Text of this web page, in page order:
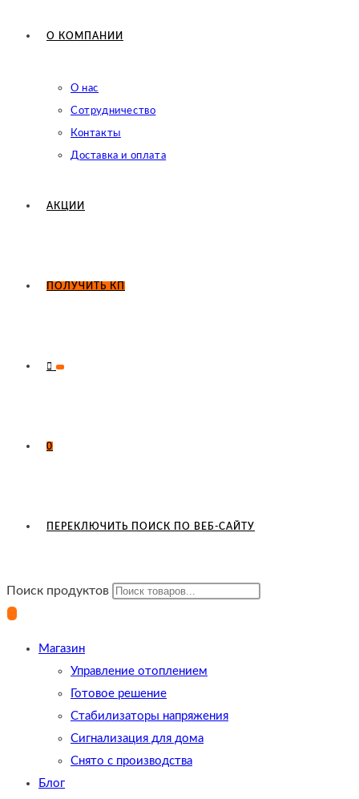
О КОМПАНИИ
О нас
Сотрудничество
Контакты
Доставка и оплата
АКЦИИ
ПОЛУЧИТЬ КП
0
ПЕРЕКЛЮЧИТЬ ПОИСК ПО ВЕБ-САЙТУ
Поиск продуктов
Магазин
Управление отоплением
Готовое решение
Cтабилизаторы напряжения
Сигнализация для дома
Снято с производства
Блог